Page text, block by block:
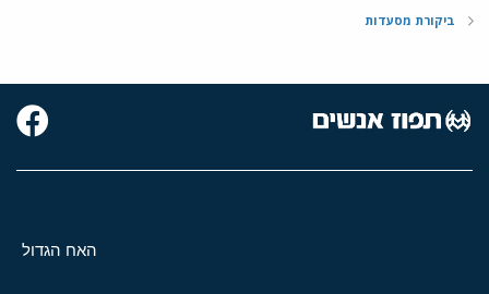
ביקורת מסעדות
האח הגדול